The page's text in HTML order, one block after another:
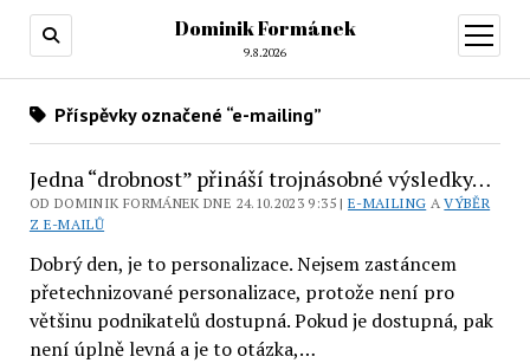
Dominik Formánek
9.8.2026
otevřít
menu
Příspěvky označené “e-mailing”
Jedna “drobnost” přináší trojnásobné výsledky…
OD DOMINIK FORMÁNEK DNE 24.10.2023 9:35 |E-MAILING AVÝBĚR
Z E-MAILŮ
Dobrý den, je to personalizace. Nejsem zastáncem
přetechnizované personalizace, protože není pro
většinu podnikatelů dostupná. Pokud je dostupná, pak
není úplně levná a je to otázka,…